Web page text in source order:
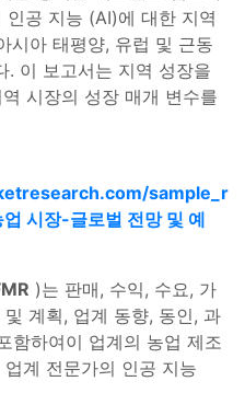
공 지능 (AI)에 대한 지역
시아 태평양, 유럽 및 근동
. 이 보고서는 지역 성장을
시장의 성장 매개 변수를
sample_r
시장-글로벌 전망 및 예
)는 판매, 수익, 수요, 가
계획, 업계 동향, 동인, 과
함하여이 업계의 농업 제조
계 전문가의 인공 지능